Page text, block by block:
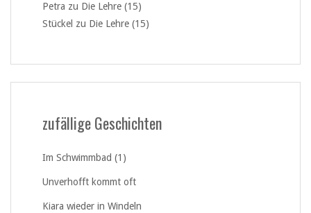
Petra zu Die Lehre (15)
Stückel zu Die Lehre (15)
zufällige Geschichten
Im Schwimmbad (1)
Unverhofft kommt oft
Kiara wieder in Windeln